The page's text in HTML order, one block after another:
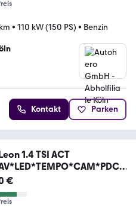
• 110 kW (150 PS) • Benzin
Kontakt Parken
1.4 TSI ACT
€